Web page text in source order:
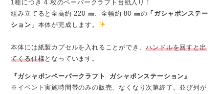
1種につき 4 枚のペーパークラフト台紙入り！
組み立てると全高約 220 ㎜、全幅約 80 ㎜の 「ガシャポンステー
ション」 本体が完成します。
本体には紙製カプセルを入れることができ、ハンドルを回すと出
てくる仕様となっています。
『ガシャポンペーパークラフト ガシャポンステーション』
※イベント実施時間帯のみの販売、なくなり次第終了。並び列が